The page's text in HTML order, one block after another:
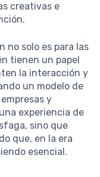
creativas e
no solo es para las
tienen un papel
la interacción y
un modelo de
y
experiencia de
sino que
que, en la era
esencial.